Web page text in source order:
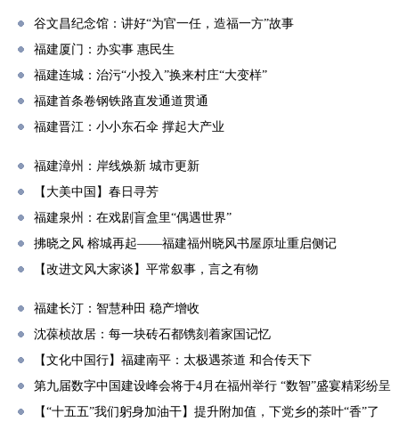
谷文昌纪念馆：讲好“为官一任，造福一方”故事
福建厦门：办实事 惠民生
福建连城：治污“小投入”换来村庄“大变样”
福建首条卷钢铁路直发通道贯通
福建晋江：小小东石伞 撑起大产业
福建漳州：岸线焕新 城市更新
【大美中国】春日寻芳
福建泉州：在戏剧盲盒里“偶遇世界”
拂晓之风 榕城再起——福建福州晓风书屋原址重启侧记
【改进文风大家谈】平常叙事，言之有物
福建长汀：智慧种田 稳产增收
沈葆桢故居：每一块砖石都镌刻着家国记忆
【文化中国行】福建南平：太极遇茶道 和合传天下
第九届数字中国建设峰会将于4月在福州举行 “数智”盛宴精彩纷呈
【“十五五”我们躬身加油干】提升附加值，下党乡的茶叶“香”了